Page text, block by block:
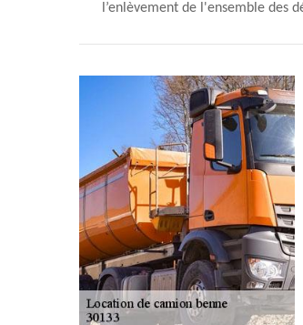
l’enlèvement de l'ensemble des